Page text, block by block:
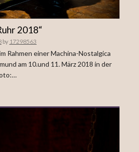
2018“
by 17298563
Rahmen einer Machina-Nostalgica
am 10.und 11. März 2018 in der